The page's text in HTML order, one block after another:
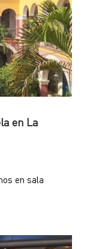
en La
en sala